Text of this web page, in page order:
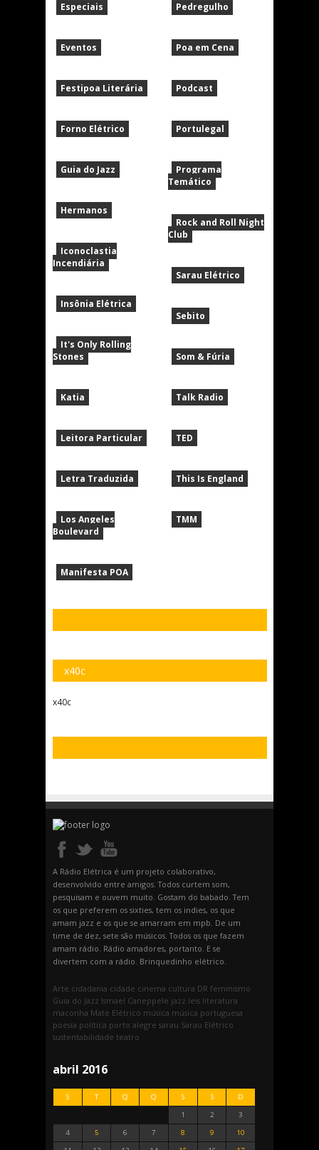
Especiais
Eventos
Festipoa Literária
Forno Elétrico
Guia do Jazz
Hermanos
Iconoclastia
Incendiária
Insônia Elétrica
It's Only Rolling
Stones
Katia
Leitora Particular
Letra Traduzida
Los Angeles
Boulevard
Manifesta POA
Pedregulho
Poa em Cena
Podcast
Portulegal
Programa
Temático
Rock and Roll Night
Club
Sarau Elétrico
Sebito
Som & Fúria
Talk Radio
TED
This Is England
TMM
x40c
x40c
A Rádio Elétrica é um projeto colaborativo,
desenvolvido entre amigos. Todos curtem som,
pesquisam e ouvem muito. Gostam do babado. Tem
os que preferem os sixties, tem os indies, os que
amam jazz e os que se amarram em mpb. De um
time de dez, sete são músicos. Todos os que fazem
amam rádio. Rádio amadores, portanto. E se
divertem com a rádio. Brinquedinho elétrico.
Arte cidadania cidade cinema cultura DR feminismo
Guia do Jazz Ismael Caneppele jazz leis literatura
maconha Mate Elétrico música música portuguesa
poesia política porto alegre sarau Sarau Elétrico
sustentabilidade teatro
abril 2016
S T Q Q S S
D
1
2
3
4
5 6 7 8 9
10